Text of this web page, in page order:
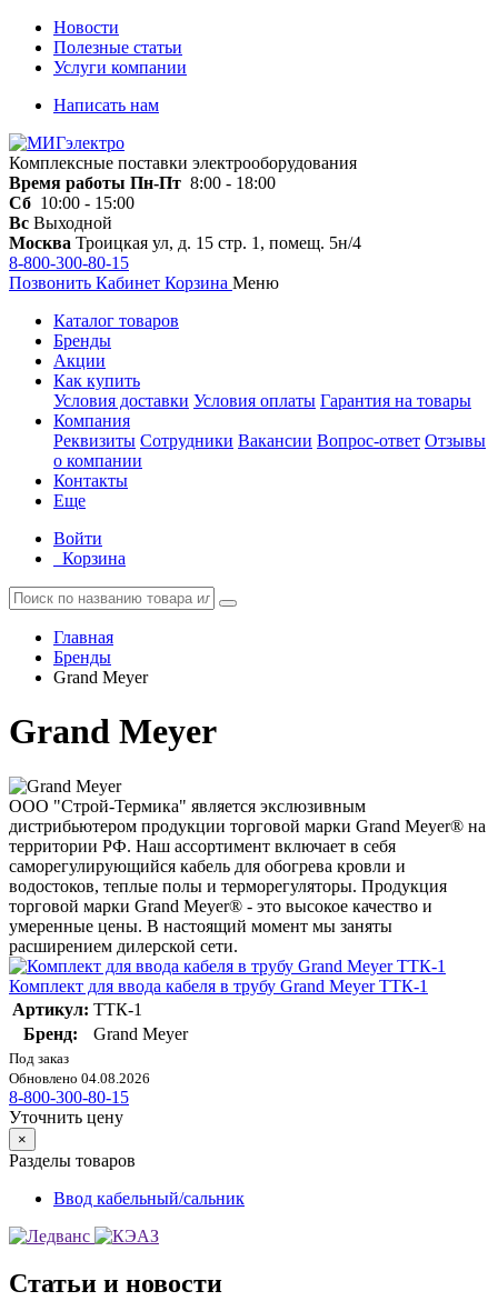
Новости
Полезные статьи
Услуги компании
Написать нам
Комплексные поставки электрооборудования
Время работы Пн-Пт 8:00 - 18:00
Сб 10:00 - 15:00
Вс Выходной
Москва Троицкая ул, д. 15 стр. 1, помещ. 5н/4
8-800-300-80-15
Позвонить Кабинет Корзина Меню
Каталог товаров
Бренды
Акции
Как купить
Условия доставки Условия оплаты Гарантия на товары
Компания
Реквизиты Сотрудники Вакансии Вопрос-ответ Отзывы
о компании
Контакты
Еще
Войти
Корзина
Главная
Бренды
Grand Meyer
Grand Meyer
ООО "Строй-Термика" является экслюзивным
дистрибьютером продукции торговой марки Grand Meyer® на
территории РФ. Наш ассортимент включает в себя
саморегулирующийся кабель для обогрева кровли и
водостоков, теплые полы и терморегуляторы. Продукция
торговой марки Grand Meyer® - это высокое качество и
умеренные цены. В настоящий момент мы заняты
расширением дилерской сети.
Комплект для ввода кабеля в трубу Grand Meyer ТТК-1
Артикул: ТТК-1
Бренд:
Grand Meyer
Под заказ
Обновлено 04.08.2026
8-800-300-80-15
Уточнить цену
×
Разделы товаров
Ввод кабельный/сальник
Статьи и новости